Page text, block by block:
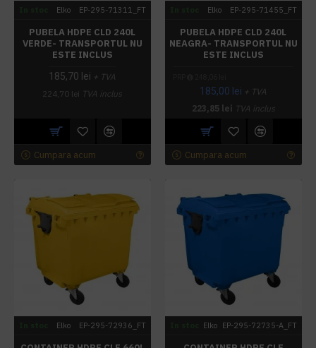
Elko EP-295-71311_FT
PUBELA HDPE CLD 240L
VERDE- TRANSPORTUL NU
ESTE INCLUS
185,70 lei + TVA
224,70 lei TVA inclus
Cumpara acum
Elko EP-295-71455_FT
PUBELA HDPE CLD 240L
NEAGRA- TRANSPORTUL NU
ESTE INCLUS
185,00 lei + TVA
223,85 lei TVA inclus
Cumpara acum
Elko EP-295-72936_FT Elko EP-295-72735-A_FT